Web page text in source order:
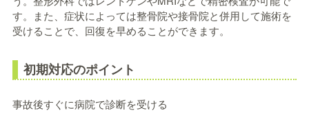
す。また、症状によっては整骨院や接骨院と併用して施術を
受けることで、回復を早めることができます。
初期対応のポイント
事故後すぐに病院で診断を受ける